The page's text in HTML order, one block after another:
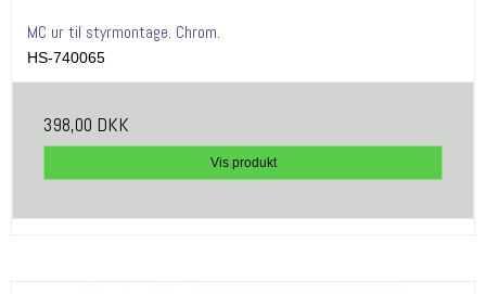
MC ur til styrmontage. Chrom.
HS-740065
398,00 DKK
Vis produkt